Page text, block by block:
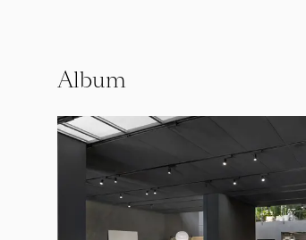
Album